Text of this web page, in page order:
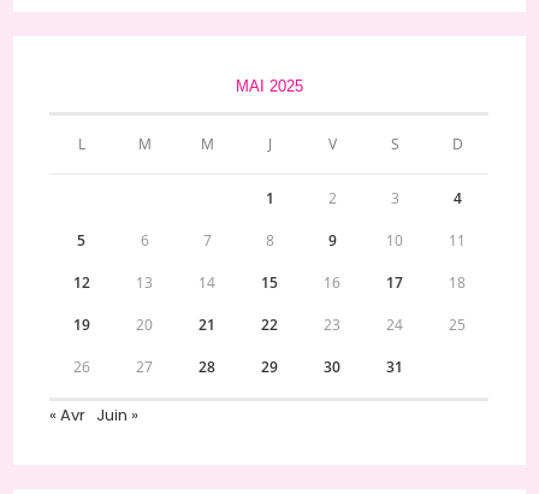
MAI 2025
L M M J V S D
1 2 3 4
5 6 7 8 9 10 11
12 13 14 15 16 17 18
19 20 21 22 23 24 25
26 27 28 29 30 31
« Avr Juin »